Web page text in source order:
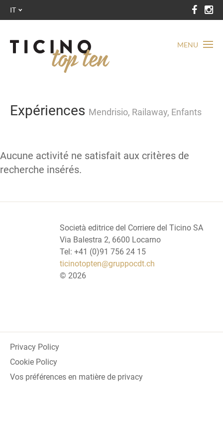
MENU
IT
Expériences Mendrisio, Railaway, Enfants
Aucune activité ne satisfait aux critères de
recherche insérés.
Società editrice del Corriere del Ticino SA
Via Balestra 2, 6600 Locarno
Tel: +41 (0)91 756 24 15
ticinotopten@gruppocdt.ch
© 2026
Privacy Policy
Cookie Policy
Vos préférences en matière de privacy